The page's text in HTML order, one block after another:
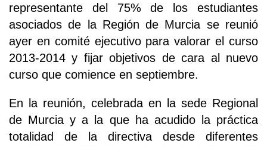
representante del 75% de los estudiantes
asociados de la Región de Murcia se reunió
ayer en comité ejecutivo para valorar el curso
2013-2014 y fijar objetivos de cara al nuevo
curso que comience en septiembre.
En la reunión, celebrada en la sede Regional
de Murcia y a la que ha acudido la práctica
totalidad de la directiva desde diferentes